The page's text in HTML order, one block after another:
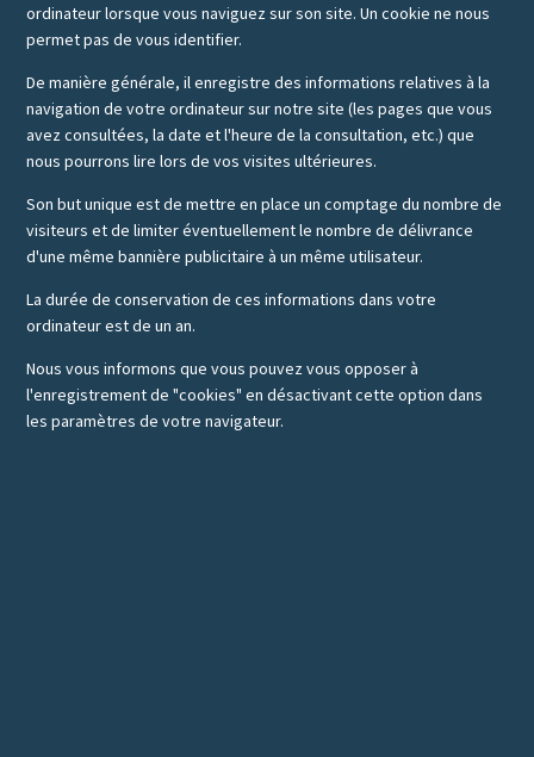
ordinateur lorsque vous naviguez sur son site. Un cookie ne nous
permet pas de vous identifier.
De manière générale, il enregistre des informations relatives à la
navigation de votre ordinateur sur notre site (les pages que vous
avez consultées, la date et l'heure de la consultation, etc.) que
nous pourrons lire lors de vos visites ultérieures.
Son but unique est de mettre en place un comptage du nombre de
visiteurs et de limiter éventuellement le nombre de délivrance
d'une même bannière publicitaire à un même utilisateur.
La durée de conservation de ces informations dans votre
ordinateur est de un an.
Nous vous informons que vous pouvez vous opposer à
l'enregistrement de "cookies" en désactivant cette option dans
les paramètres de votre navigateur.